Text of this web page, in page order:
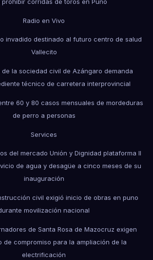
Radio en Vivo
invadido destinado al futuro centro de salud
Vallecito
de la sociedad civil de Azángaro demanda
técnico de carretera interprovincial
60 y 80 casos mensuales de mordeduras
de perro a personas
Services
del mercado Unión y Dignidad plataforma II
de agua y desagüe a cinco meses de su
inauguración
civil exigió inicio de obras en puno
movilización nacional
de Santa Rosa de Mazocruz exigen
de compromiso para la ampliación de la
electrificación